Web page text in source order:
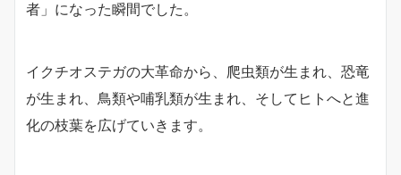
者」になった瞬間でした。
イクチオステガの大革命から、爬虫類が生まれ、恐竜
が生まれ、鳥類や哺乳類が生まれ、そしてヒトへと進
化の枝葉を広げていきます。